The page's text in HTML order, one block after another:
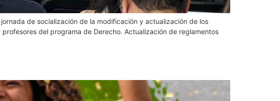
de socialización de la modificación y actualización de los
del programa de Derecho. Actualización de reglamentos